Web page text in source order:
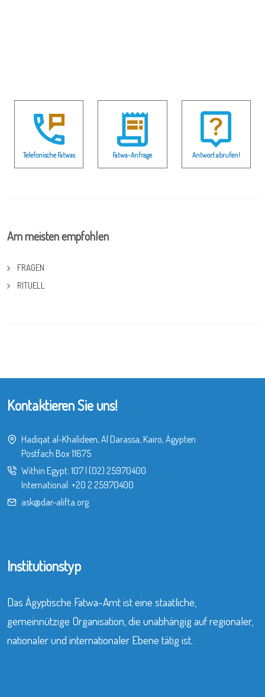
Telefonische Fatwas Fatwa-Anfrage Antwort abrufen!
Am meisten empfohlen
FRAGEN
RITUELL
Kontaktieren Sie uns!
Hadiqat al-Khalideen, Al Darassa, Kairo, Ägypten
Postfach Box 11675
Within Egypt: 107| (02) 25970400
International: +20 2 25970400
ask@dar-alifta.org
Institutionstyp
Das Ägyptische Fatwa-Amt ist eine staatliche,
gemeinnützige Organisation, die unabhängig auf regionaler,
nationaler und internationaler Ebene tätig ist.